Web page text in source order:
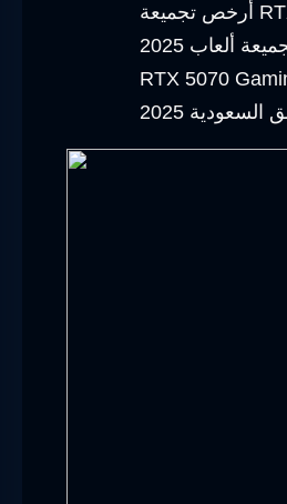
ألعاب 2025
RTX 5070
2025